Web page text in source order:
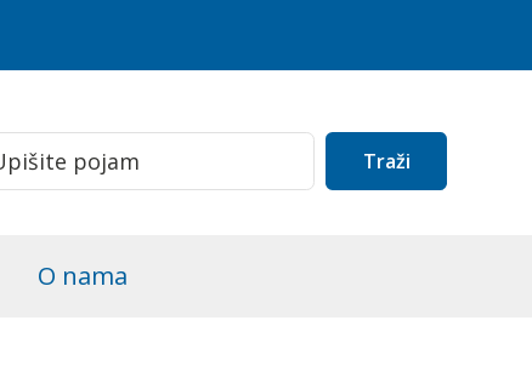
Traži
O nama